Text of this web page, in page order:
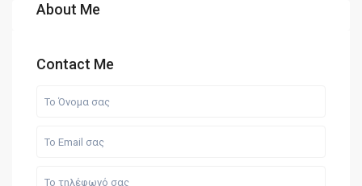
About Me
Contact Me